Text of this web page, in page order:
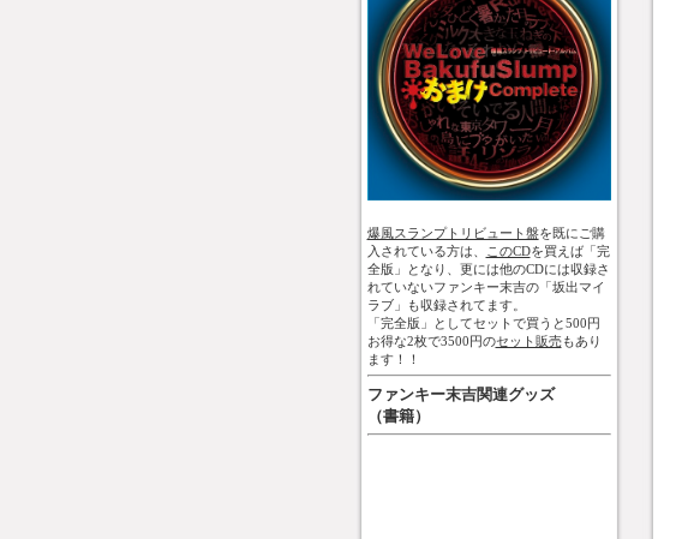
爆風スランプトリビュート盤を既にご購
入されている方は、
このCDを買えば「完
全版」となり、更には他のCDには収録さ
れていないファンキー末吉の「坂出マイ
ラブ」も収録されてます。
「完全版」としてセットで買うと500円
お得な2枚で3500円のセット販売もあり
ます！！
ファンキー末吉関連グッズ
（書籍）